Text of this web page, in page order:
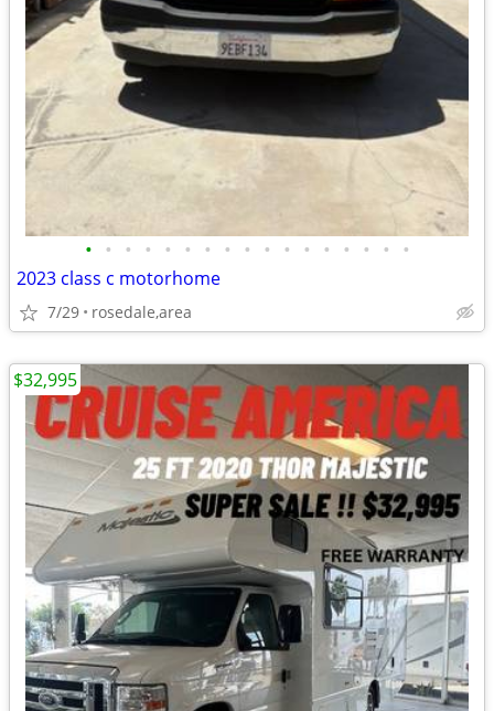
• • • • • • • • • • • • • • • • •
2023 class c motorhome
7/29 rosedale,area
$32,995